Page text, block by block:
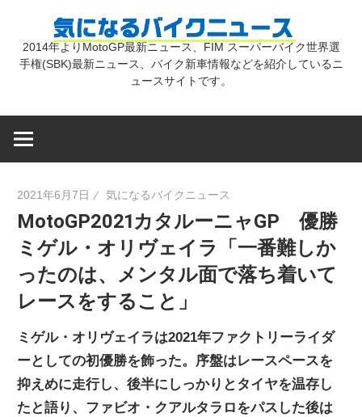
気
バ
イ
ク
ニ
2014年よりMotoGP最新ニュース、FIM スーパーバイク世界選
手権(SBK)最新ニュース、バイク新車情報などを紹介しているニ
ュースサイトです。
2021年6月7日 気になるバイクニュース
MotoGP2021カタルーニャGP 優勝
ミゲル・オリヴェイラ「一番難しか
ったのは、メンタル面で落ち着いて
レースをすること」
ミゲル・オリヴェイラは2021年ファクトリーライダ
ーとしての初優勝を飾った。序盤はレースペースを
抑えめに走行し、後半にしっかりとタイヤを温存し
たと語り、ファビオ・クアルタラロをパスした後は